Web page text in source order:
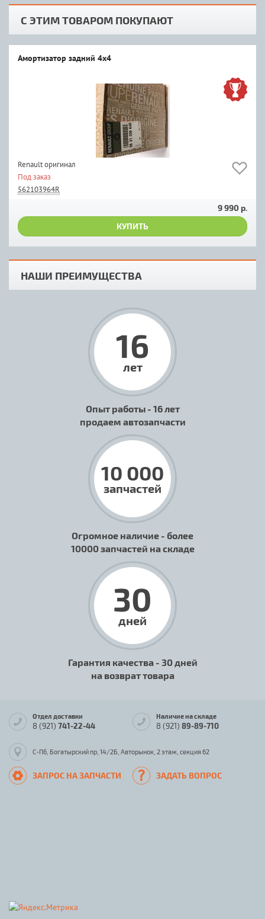
С ЭТИМ ТОВАРОМ ПОКУПАЮТ
Амортизатор задний 4х4
Renault оригинал
Под заказ
562103964R
9 990 р.
КУПИТЬ
НАШИ ПРЕИМУЩЕСТВА
16
лет
Опыт работы - 16 лет
продаем автозапчасти
10 000
запчастей
Огромное наличие - более
10000 запчастей на складе
30
дней
Гарантия качества - 30 дней
на возврат товара
Отдел доставки
8 (921) 741-22-44
Наличие на складе
8 (921) 89-89-710
С-Пб, Богатырский пр, 14/2Б, Авторынок, 2 этаж, секция 62
ЗАПРОС НА ЗАПЧАСТИ ЗАДАТЬ ВОПРОС